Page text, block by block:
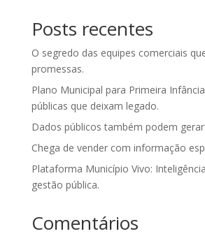
Posts recentes
O segredo das equipes comerciais
promessas.
Plano Municipal para Primeira
públicas que deixam legado.
Dados públicos também podem
Chega de vender com informação
Plataforma Município Vivo:
gestão pública.
Comentários